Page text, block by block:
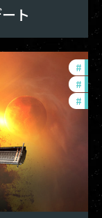
ト
#
#
#